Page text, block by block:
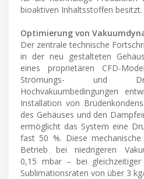
bioaktiven Inhaltsstoffen besitzt.
Optimierung von
Der zentrale technische
in der neu gestalteten
eines proprietären CFD-
Strömungs- und
Hochvakuumbedingungen
Installation von
des Gehäuses und den
ermöglicht das System eine
fast 50 %. Diese
Betrieb bei niedrigeren
0,15 mbar – bei
Sublimationsraten von über 3